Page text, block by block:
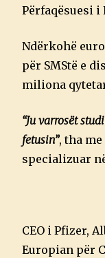
Përfaqësuesi
Ndërkohë
për SMStë e
miliona
“Ju varrosët
fetusin”, tha
specializuar
CEO i Pfizer,
Europian për